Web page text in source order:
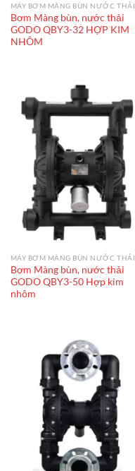
MÁY BƠM MÀNG BÙN NƯỚC THẢI
Bơm Màng bùn, nước thải
GODO QBY3-32 HỢP KIM
NHÔM
MÁY BƠM MÀNG BÙN NƯỚC THẢI
Bơm Màng bùn, nước thải
GODO QBY3-50 Hợp kim
nhôm